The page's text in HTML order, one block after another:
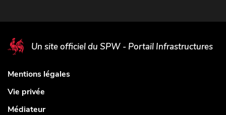
Un site officiel du SPW - Portail Infrastructures
Mentions légales
Vie privée
Médiateur